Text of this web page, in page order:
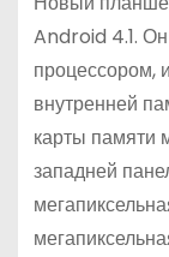
Android 4.1.
процессором,
внутренней
карты
западней